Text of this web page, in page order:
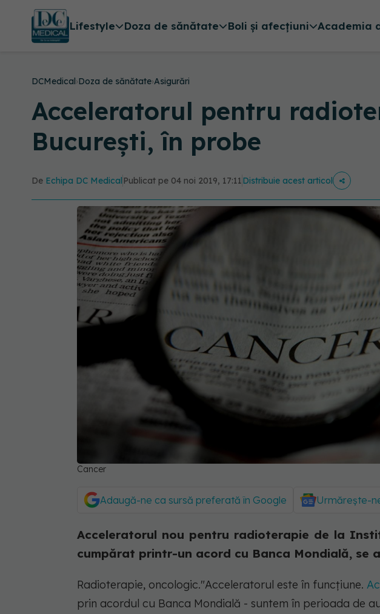
Lifestyle Doza de sănătate Boli și afecțiuni Academia
DCMedical›Doza de sănătate›Asigurări
Acceleratorul pentru
București, în probe
De Echipa DC Medical Publicat pe 04 noi 2019, 17:11Distribuie acest articol
Cancer
Adaugă-ne ca sursă preferată în Google Urmărește-
Acceleratorul nou pentru radioterapie de la
cumpărat printr-un acord cu Banca Mondială, se
Radioterapie, oncologic."Acceleratorul este în funcţiune.
prin acordul cu Banca Mondială - suntem în perioada de